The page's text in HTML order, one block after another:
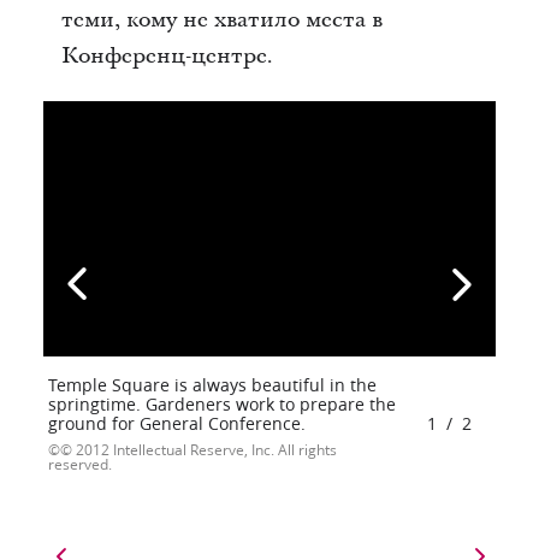
теми, кому не хватило места в
Конференц-центре.
Temple Square is always beautiful in the
springtime. Gardeners work to prepare the
ground for General Conference.
© 2012 Intellectual Reserve, Inc. All rights
reserved.
1 / 2